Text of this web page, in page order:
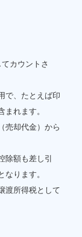
カウントさ
で、たとえば印
れます。
売却代金）から
除額も差し引
ります。
渡所得税として